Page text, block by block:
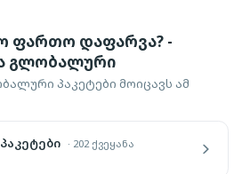
ფართო დაფარვა? -
გლობალური
პაკეტები მოიცავს ამ
· 202 ქვეყანა